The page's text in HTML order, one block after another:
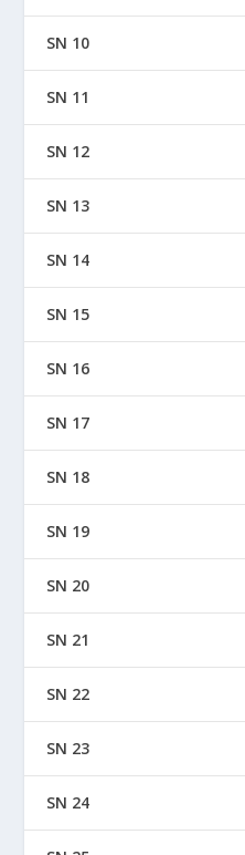
SN 10
SN 11
SN 12
SN 13
SN 14
SN 15
SN 16
SN 17
SN 18
SN 19
SN 20
SN 21
SN 22
SN 23
SN 24